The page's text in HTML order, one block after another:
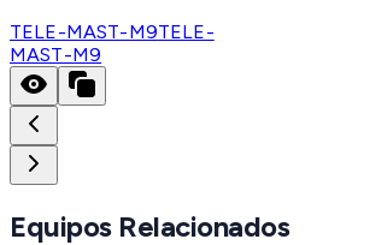
TELE-MAST-M9TELE-
MAST-M9
Equipos Relacionados